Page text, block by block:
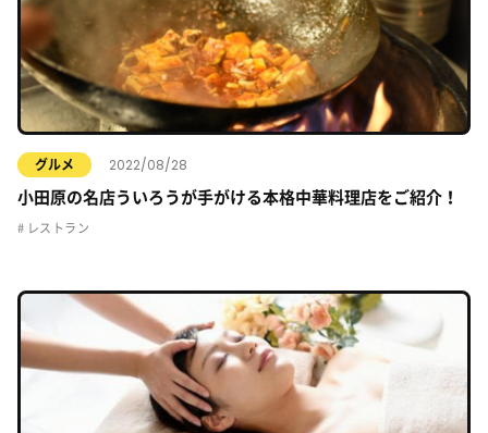
グルメ 2022/08/28
小田原の名店ういろうが手がける本格中華料理店をご紹介！
レストラン